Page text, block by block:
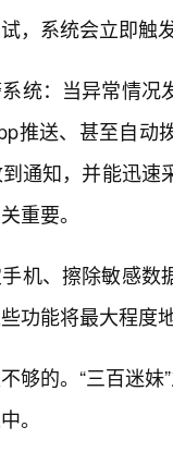
，系统会立即触
统：当异常情
推送、甚至自动
通知，并能迅
重要。
机、擦除敏感数
功能将最大程度
够的。“三百迷
。